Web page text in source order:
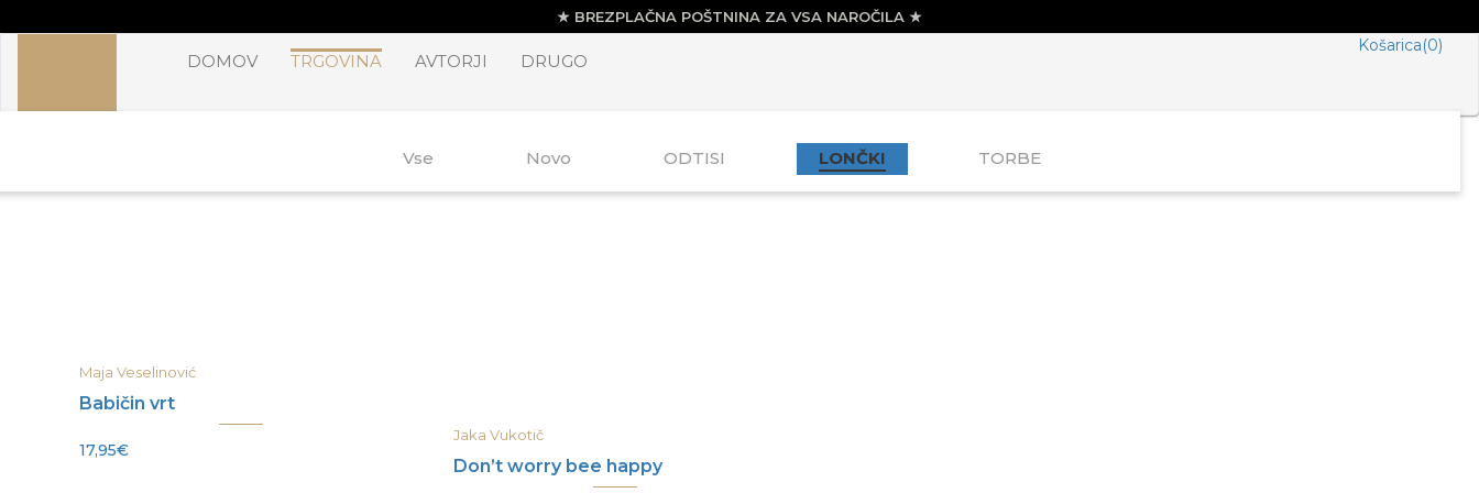
DOMOV TRGOVINA
Vse Novo ODTISI LONČKI TORBE
AVTORJI DRUGO
Košarica(0)
Maja Veselinović
Babičin vrt
17,95€
Jaka Vukotič
Don’t worry bee happy